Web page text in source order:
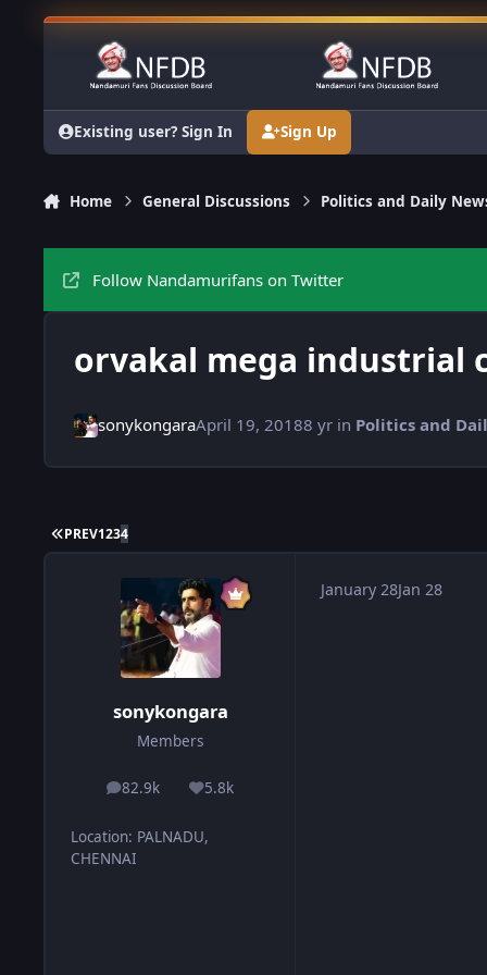
Skip to content
Existing user? Sign In Sign Up
Home General Discussions Politics and Daily
Follow Nandamurifans on Twitter
orvakal mega industrial
sonykongaraApril 19, 20188 yr in Politics and
FIRST PAGE
PREV1234
sonykongara
Members
82.9k
posts 5.8k
Reputation
Location: PALNADU,
CHENNAI
January 28Jan 28